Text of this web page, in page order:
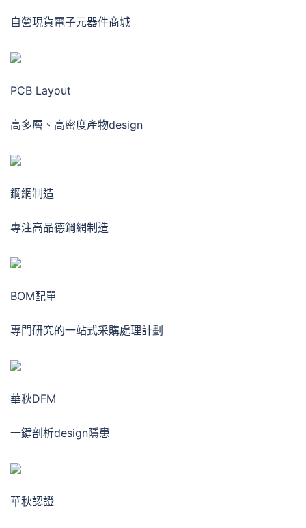
自營現貨電子元器件商城
PCB Layout
高多層、高密度產物design
鋼網制造
專注高品德鋼網制造
BOM配單
專門研究的一站式采購處理計劃
華秋DFM
一鍵剖析design隱患
華秋認證